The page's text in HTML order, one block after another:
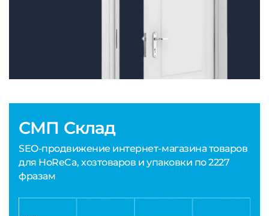
СМП Склад
SEO-продвижение интернет-магазина товаров
для HoReCa, хозтоваров и упаковки по 2227
фразам